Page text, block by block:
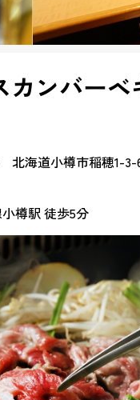
カンバー
北海道小樽市稲穂1-
樽駅 徒歩5分